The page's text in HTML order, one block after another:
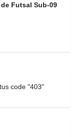
Futsal Sub-09
code "403"